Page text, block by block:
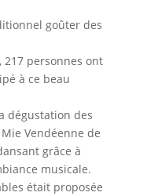
goûter des
217 personnes ont
à ce beau
dégustation des
Vendéenne de
grâce à
musicale.
était proposée